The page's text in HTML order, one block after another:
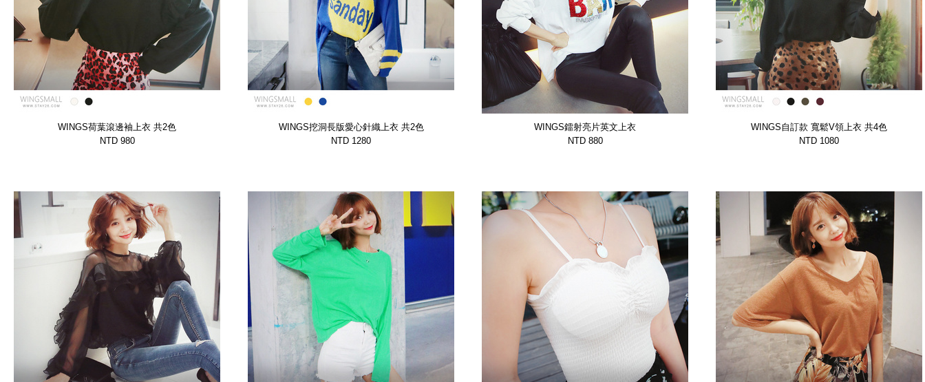
WINGS荷葉滾邊袖上衣 共2色
【WTSP11982DCPP】
NTD 980
WINGS挖洞長版愛心針織上衣 共2色
【GTSP11970BUQU】
NTD 1280
WINGS鐳射亮片英文上衣
【WTSP11999DCPF】
NTD 880
WINGS自訂款 寬鬆V領上衣 共4色
【WTSP11944DCOF】
NTD 1080